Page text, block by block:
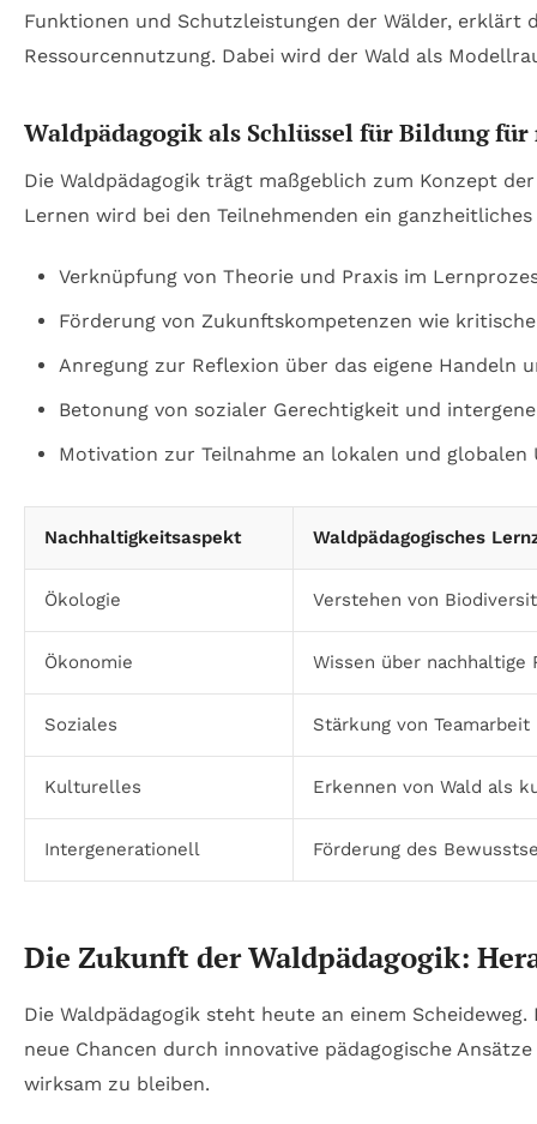
Funktionen und Schutzleistungen der Wälder,
Ressourcennutzung. Dabei wird der Wald als
Waldpädagogik als Schlüssel für Bildung
Die Waldpädagogik trägt maßgeblich zum Konzept
Lernen wird bei den Teilnehmenden ein
Verknüpfung von Theorie und Praxis im
Förderung von Zukunftskompetenzen wie
Anregung zur Reflexion über das eigene Handeln
Betonung von sozialer Gerechtigkeit und
Motivation zur Teilnahme an lokalen und
Nachhaltigkeitsaspekt Waldpädagogisches
Ökologie Verstehen von
Ökonomie Wissen über
Soziales Stärkung von
Kulturelles Erkennen von Wald als
Intergenerationell Förderung des
Die Zukunft der Waldpädagogik:
Die Waldpädagogik steht heute an einem
neue Chancen durch innovative pädagogische
wirksam zu bleiben.